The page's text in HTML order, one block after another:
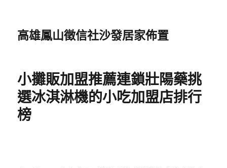
高雄鳳山徵信社沙發居家佈置
小攤販加盟推薦連鎖壯陽藥挑
選冰淇淋機的小吃加盟店排行
榜